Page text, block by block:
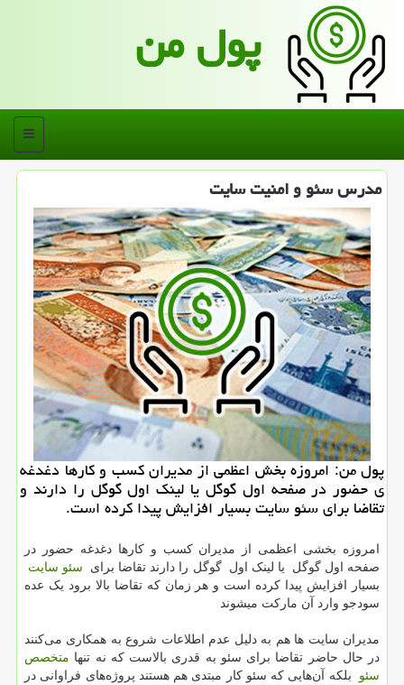
پول من
منو
مدرس سئو و امنیت سایت
پول من: امروزه بخش اعظمی از مدیران كسب و كارها دغدغه
ی حضور در صفحه اول گوگل یا لینك اول گوگل را دارند و
تقاضا برای سئو سایت بسیار افزایش پیدا كرده است.
امروزه بخشی اعظمی از مدیران کسب و کارها دغدغه حضور در
صفحه اول گوگل یا لینک اول گوگل را دارند تقاضا برای سئو سایت
بسیار افزایش پیدا کرده است و هر زمان که تقاضا بالا برود یک عده
سودجو وارد آن مارکت میشوند
مدیران سایت ها هم به دلیل عدم اطلاعات شروع به همکاری می‌کنند
در حال حاضر تقاضا برای سئو به قدری بالاست که نه تنها متخصص
سئو بلکه آن‌هایی که سئو کار مبتدی هم هستند پروژه‌های فراوانی در